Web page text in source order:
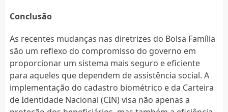
Conclusão
As recentes mudanças nas diretrizes do Bolsa Família
são um reflexo do compromisso do governo em
proporcionar um sistema mais seguro e eficiente
para aqueles que dependem de assistência social. A
implementação do cadastro biométrico e da Carteira
de Identidade Nacional (CIN) visa não apenas a